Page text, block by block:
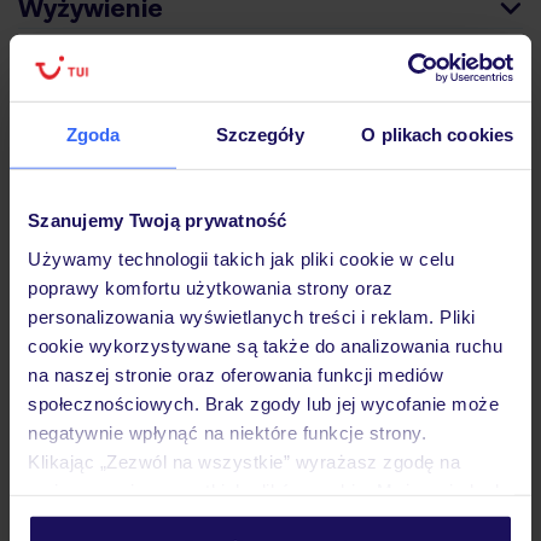
Zgoda Szczegóły O plikach cookies
Szanujemy Twoją prywatność
Używamy technologii takich jak pliki cookie w celu
poprawy komfortu użytkowania strony oraz
personalizowania wyświetlanych treści i reklam. Pliki
cookie wykorzystywane są także do analizowania ruchu
na naszej stronie oraz oferowania funkcji mediów
społecznościowych. Brak zgody lub jej wycofanie może
negatywnie wpłynąć na niektóre funkcje strony.
Klikając „Zezwól na wszystkie” wyrażasz zgodę na
personalizować swój wybór wchodząc w zakładkę
Wyżywienie
Atrakcje
Często zadawane pytania
Jak zmienić uczestników/osobę zgłaszającą?
Czy w Hotelu będzie przedstawiciel TUI?
Na jakiej podstawie i gdzie otrzymam karty
pokładowe/bilety lotnicze?
Zobacz więcej